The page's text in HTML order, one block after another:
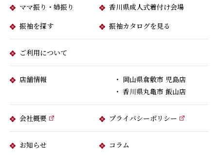
ママ振り・姉振り
香川県成人式着付け会場
振袖を探す
振袖カタログを見る
ご利用について
店舗情報
・ 岡山県倉敷市 児島店
・ 香川県丸亀市 飯山店
会社概要 プライバシーポリシー
お知らせ コラム